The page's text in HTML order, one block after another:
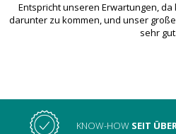
Entspricht unseren Erwartungen,
darunter zu kommen, und unser
sehr gut.
KNOW-HOW SEIT